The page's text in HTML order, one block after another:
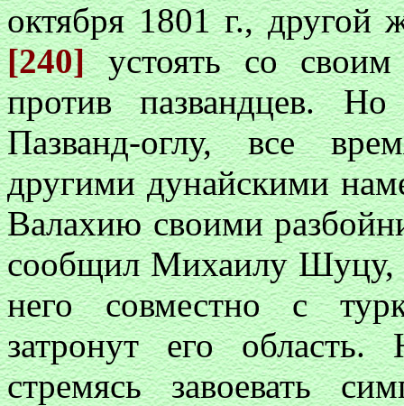
октября 1801 г.,
[240]устоять со
против пазвандцев.
Пазванд-оглу, все
другими дунайскими
Валахию своими
сообщил Михаилу Шуцу,
него совместно с
затронут его
стремясь завоевать